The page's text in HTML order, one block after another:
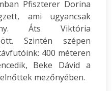
Pfiszterer Dorina
ami ugyancsak
Áts Viktória
Szintén szépen
400 méteren
Beke Dávid a
mezőnyében.